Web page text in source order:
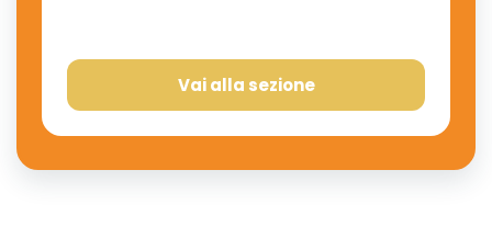
Vai alla sezione